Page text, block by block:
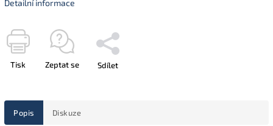
Detailní informace
Tisk Zeptat se Sdílet
Popis Diskuze